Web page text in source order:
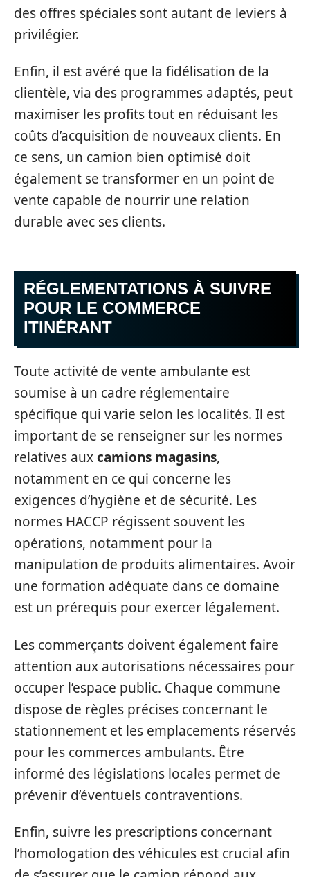
des offres spéciales sont autant de leviers à
privilégier.
Enfin, il est avéré que la fidélisation de la
clientèle, via des programmes adaptés, peut
maximiser les profits tout en réduisant les
coûts d’acquisition de nouveaux clients. En
ce sens, un camion bien optimisé doit
également se transformer en un point de
vente capable de nourrir une relation
durable avec ses clients.
RÉGLEMENTATIONS À SUIVRE
POUR LE COMMERCE
ITINÉRANT
Toute activité de vente ambulante est
soumise à un cadre réglementaire
spécifique qui varie selon les localités. Il est
important de se renseigner sur les normes
relatives auxcamions magasins,
notamment en ce qui concerne les
exigences d’hygiène et de sécurité. Les
normes HACCP régissent souvent les
opérations, notamment pour la
manipulation de produits alimentaires. Avoir
une formation adéquate dans ce domaine
est un prérequis pour exercer légalement.
Les commerçants doivent également faire
attention aux autorisations nécessaires pour
occuper l’espace public. Chaque commune
dispose de règles précises concernant le
stationnement et les emplacements réservés
pour les commerces ambulants. Être
informé des législations locales permet de
prévenir d’éventuels contraventions.
Enfin, suivre les prescriptions concernant
l’homologation des véhicules est crucial afin